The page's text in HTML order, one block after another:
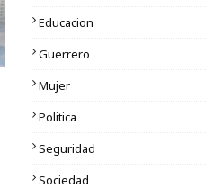
Educacion
Guerrero
Mujer
Politica
Seguridad
Sociedad